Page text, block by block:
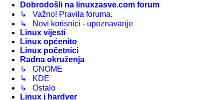
Dobrodošli na linuxzasve.com forum
↳ Važno! Pravila foruma.
↳ Novi korisnici - upoznavanje
Linux vijesti
Linux općenito
Linux početnici
Radna okruženja
↳ GNOME
↳ KDE
↳ Ostalo
Linux i hardver